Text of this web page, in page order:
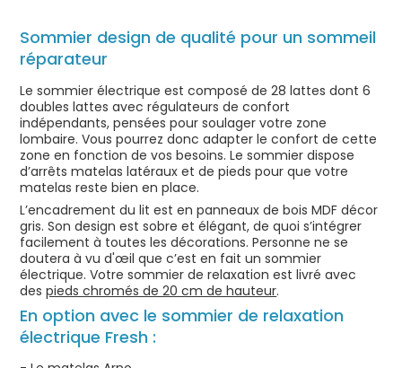
Sommier design de qualité pour un sommeil
réparateur
Le sommier électrique est composé de 28 lattes dont 6
doubles lattes avec régulateurs de confort
indépendants, pensées pour soulager votre zone
lombaire. Vous pourrez donc adapter le confort de cette
zone en fonction de vos besoins. Le sommier dispose
d’arrêts matelas latéraux et de pieds pour que votre
matelas reste bien en place.
L’encadrement du lit est en panneaux de bois MDF décor
gris. Son design est sobre et élégant, de quoi s’intégrer
facilement à toutes les décorations. Personne ne se
doutera à vu d'œil que c’est en fait un sommier
électrique. Votre sommier de relaxation est livré avec
despieds chromés de 20 cm de hauteur.
En option avec le sommier de relaxation
électrique Fresh :